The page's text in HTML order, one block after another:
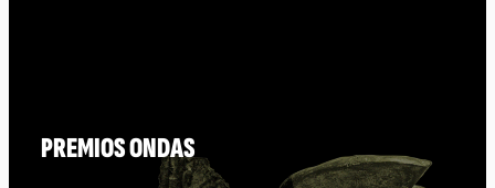
PREMIOS ONDAS